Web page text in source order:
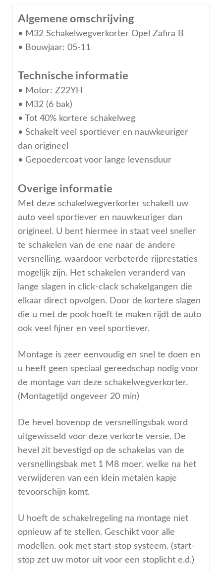
Algemene omschrijving
• M32 Schakelwegverkorter Opel Zafira B
• Bouwjaar: 05-11
Technische informatie
• Motor: Z22YH
• M32 (6 bak)
• Tot 40% kortere schakelweg
• Schakelt veel sportiever en nauwkeuriger
dan origineel
• Gepoedercoat voor lange levensduur
Overige informatie
Met deze schakelwegverkorter schakelt uw
auto veel sportiever en nauwkeuriger dan
origineel. U bent hiermee in staat veel sneller
te schakelen van de ene naar de andere
versnelling. waardoor verbeterde rijprestaties
mogelijk zijn. Het schakelen veranderd van
lange slagen in click-clack schakelgangen die
elkaar direct opvolgen. Door de kortere slagen
die u met de pook hoeft te maken rijdt de auto
ook veel fijner en veel sportiever.
Montage is zeer eenvoudig en snel te doen en
u heeft geen speciaal gereedschap nodig voor
de montage van deze schakelwegverkorter.
(Montagetijd ongeveer 20 min)
De hevel bovenop de versnellingsbak word
uitgewisseld voor deze verkorte versie. De
hevel zit bevestigd op de schakelas van de
versnellingsbak met 1 M8 moer. welke na het
verwijderen van een klein metalen kapje
tevoorschijn komt.
U hoeft de schakelregeling na montage niet
opnieuw af te stellen. Geschikt voor alle
modellen. ook met start-stop systeem. (start-
stop zet uw motor uit voor een stoplicht e.d.)